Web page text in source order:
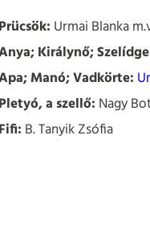
Prücsök: Urmai Blanka
Királynő;
Manó; Vadkörte:
Pletyó, a szellő: Nagy
Fifi: B. Tanyik Zsófia